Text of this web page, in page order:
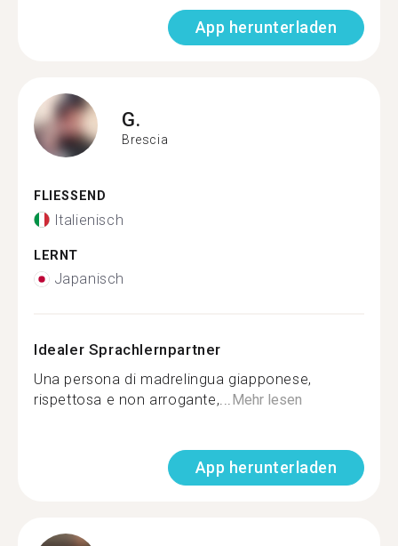
App herunterladen
G.
Brescia
FLIESSEND
Italienisch
LERNT
Japanisch
Idealer Sprachlernpartner
Una persona di madrelingua giapponese,
rispettosa e non arrogante,...Mehr lesen
App herunterladen